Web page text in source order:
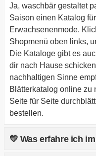
Ja, waschbär gestaltet
Saison einen Katalog
Erwachsenenmode.
Shopmenü oben links,
Die Kataloge gibt es
dir nach Hause
nachhaltigen Sinne
Blätterkatalog online zu
Seite für Seite
bestellen.
💛 Was erfahre ich